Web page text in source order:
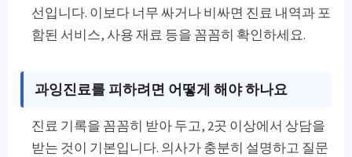
선입니다. 이보다 너무 싸거나 비싸면 진료 내역과 포
함된 서비스, 사용 재료 등을 꼼꼼히 확인하세요.
과잉진료를 피하려면 어떻게 해야 하나요
진료 기록을 꼼꼼히 받아 두고, 2곳 이상에서 상담을
받는 것이 기본입니다. 의사가 충분히 설명하고 질문